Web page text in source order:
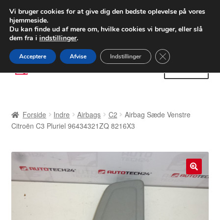
LEVERING fra 55 kr.
FEDEX verdensomspændende forsendelse
80 82 72 02
Spring
til
Spring
til
Betalinger
Klage
Klageprocedure
Forside Indre Airbags C2
Airbag Sæde Venstre
Citroën C3 Pluriel 96434321ZQ 8216X3
🔍
Vi bruger cookies for at give dig den bedste oplevelse på vores
hjemmeside.
Du kan finde ud af mere om, hvilke cookies vi bruger, eller slå
dem fra i indstillinger.
Acceptere Afvise Indstillinger Close GDPR